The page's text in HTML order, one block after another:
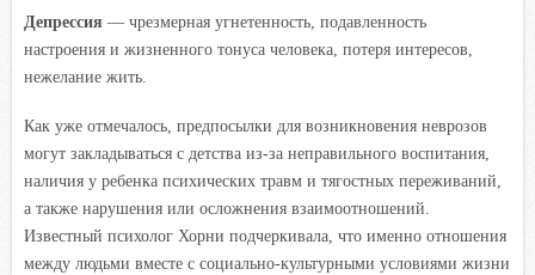
Депрессия — чрезмерная угнетенность, подавленность
настроения и жизненного тонуса человека, потеря интересов,
нежелание жить.
Как уже отмечалось, предпосылки для возникновения неврозов
могут закладываться с детства из-за неправильного воспитания,
наличия у ребенка психических травм и тягостных переживаний,
а также нарушения или осложнения взаимоотношений.
Известный психолог Хорни подчеркивала, что именно отношения
между людьми вместе с социально-культурными условиями жизни